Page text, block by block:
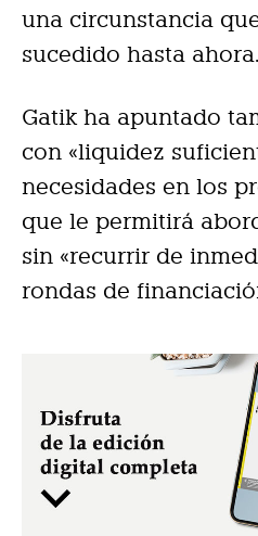
una circunstancia
sucedido hasta ahora.
Gatik ha apuntado
con «liquidez
necesidades en los
que le permitirá
sin «recurrir de
rondas de